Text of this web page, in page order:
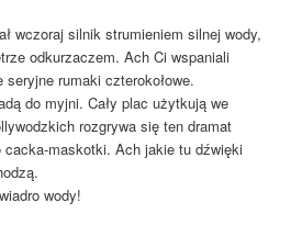
wczoraj silnik strumieniem silnej wody,
odkurzaczem. Ach Ci wspaniali
rumaki czterokołowe.
do myjni. Cały plac użytkują we
rozgrywa się ten dramat
cacka-maskotki. Ach jakie tu dźwięki
wody!